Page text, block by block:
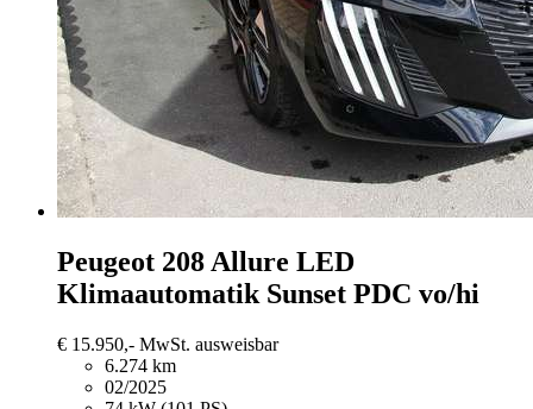
Peugeot 208 Allure LED
Klimaautomatik Sunset PDC vo/hi
€ 15.950,- MwSt. ausweisbar
6.274 km
02/2025